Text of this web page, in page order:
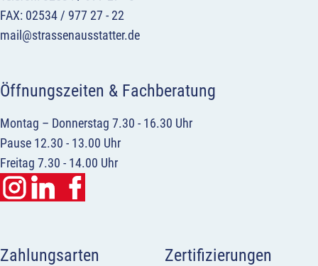
FAX: 02534 / 977 27 - 22
mail@strassenausstatter.de
Öffnungszeiten & Fachberatung
Montag – Donnerstag 7.30 - 16.30 Uhr
Pause 12.30 - 13.00 Uhr
Freitag 7.30 - 14.00 Uhr
Zahlungsarten Zertifizierungen